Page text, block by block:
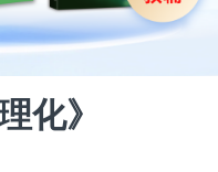
化》